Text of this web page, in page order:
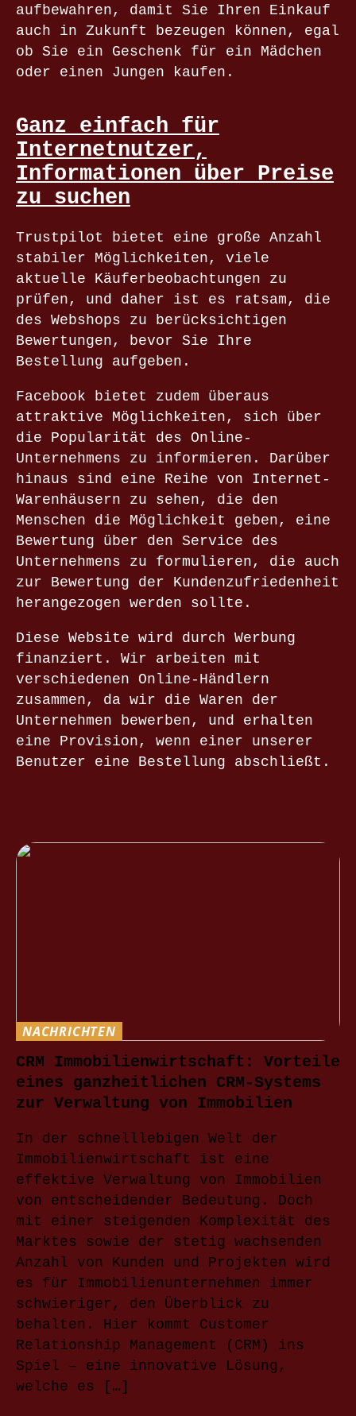
aufbewahren, damit Sie Ihren Einkauf
auch in Zukunft bezeugen können, egal
ob Sie ein Geschenk für ein Mädchen
oder einen Jungen kaufen.
Ganz einfach für
Internetnutzer,
Informationen über Preise
zu suchen
Trustpilot bietet eine große Anzahl
stabiler Möglichkeiten, viele
aktuelle Käuferbeobachtungen zu
prüfen, und daher ist es ratsam, die
des Webshops zu berücksichtigen
Bewertungen, bevor Sie Ihre
Bestellung aufgeben.
Facebook bietet zudem überaus
attraktive Möglichkeiten, sich über
die Popularität des Online-
Unternehmens zu informieren. Darüber
hinaus sind eine Reihe von Internet-
Warenhäusern zu sehen, die den
Menschen die Möglichkeit geben, eine
Bewertung über den Service des
Unternehmens zu formulieren, die auch
zur Bewertung der Kundenzufriedenheit
herangezogen werden sollte.
Diese Website wird durch Werbung
finanziert. Wir arbeiten mit
verschiedenen Online-Händlern
zusammen, da wir die Waren der
Unternehmen bewerben, und erhalten
eine Provision, wenn einer unserer
Benutzer eine Bestellung abschließt.
NACHRICHTEN
CRM Immobilienwirtschaft: Vorteile
eines ganzheitlichen CRM-Systems
zur Verwaltung von Immobilien
In der schnelllebigen Welt der
Immobilienwirtschaft ist eine
effektive Verwaltung von Immobilien
von entscheidender Bedeutung. Doch
mit einer steigenden Komplexität des
Marktes sowie der stetig wachsenden
Anzahl von Kunden und Projekten wird
es für Immobilienunternehmen immer
schwieriger, den Überblick zu
behalten. Hier kommt Customer
Relationship Management (CRM) ins
Spiel – eine innovative Lösung,
welche es […]